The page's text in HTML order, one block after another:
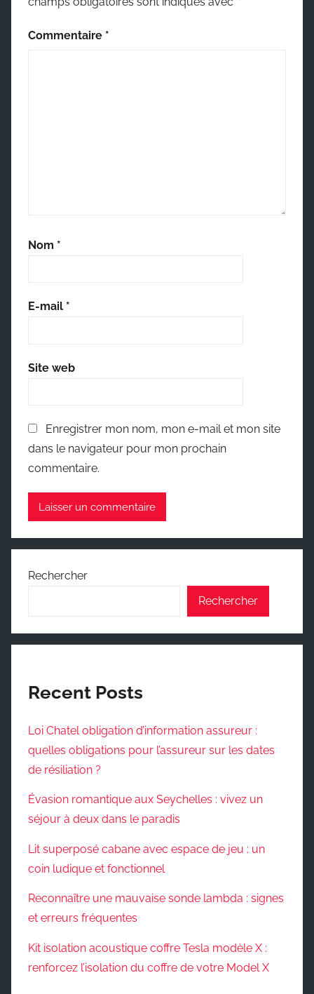
Commentaire *
Nom *
E-mail *
Site web
Enregistrer mon nom, mon e-mail et mon site
dans le navigateur pour mon prochain
commentaire.
Rechercher
Rechercher
Recent Posts
Loi Chatel obligation d’information assureur :
quelles obligations pour l’assureur sur les dates
de résiliation ?
Évasion romantique aux Seychelles : vivez un
séjour à deux dans le paradis
Lit superposé cabane avec espace de jeu : un
coin ludique et fonctionnel
Reconnaître une mauvaise sonde lambda : signes
et erreurs fréquentes
Kit isolation acoustique coffre Tesla modèle X :
renforcez l’isolation du coffre de votre Model X